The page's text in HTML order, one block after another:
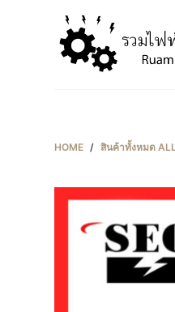
HOME / สินค้าทั้งหมด